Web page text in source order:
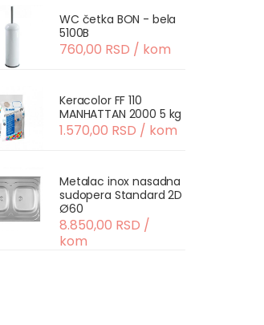
WC četka BON - bela
5100B
760,00 RSD / kom
Keracolor FF 110
MANHATTAN 2000 5 kg
1.570,00 RSD / kom
Metalac inox nasadna
sudopera Standard 2D
Ø60
8.850,00 RSD /
kom